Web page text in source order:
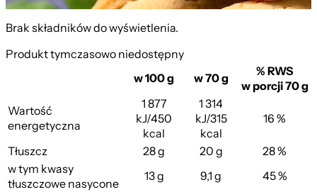
Brak składników do wyświetlenia.
Produkt tymczasowo niedostępny
w 100 g
w 70 g
% RWS
w porcji 70 g
Wartość
energetyczna
1 877
kJ/450
kcal
1 314
kJ/315
kcal
16 %
Tłuszcz 28 g 20 g
28 %
w tym kwasy
tłuszczowe nasycone
13 g 9,1 g
45 %